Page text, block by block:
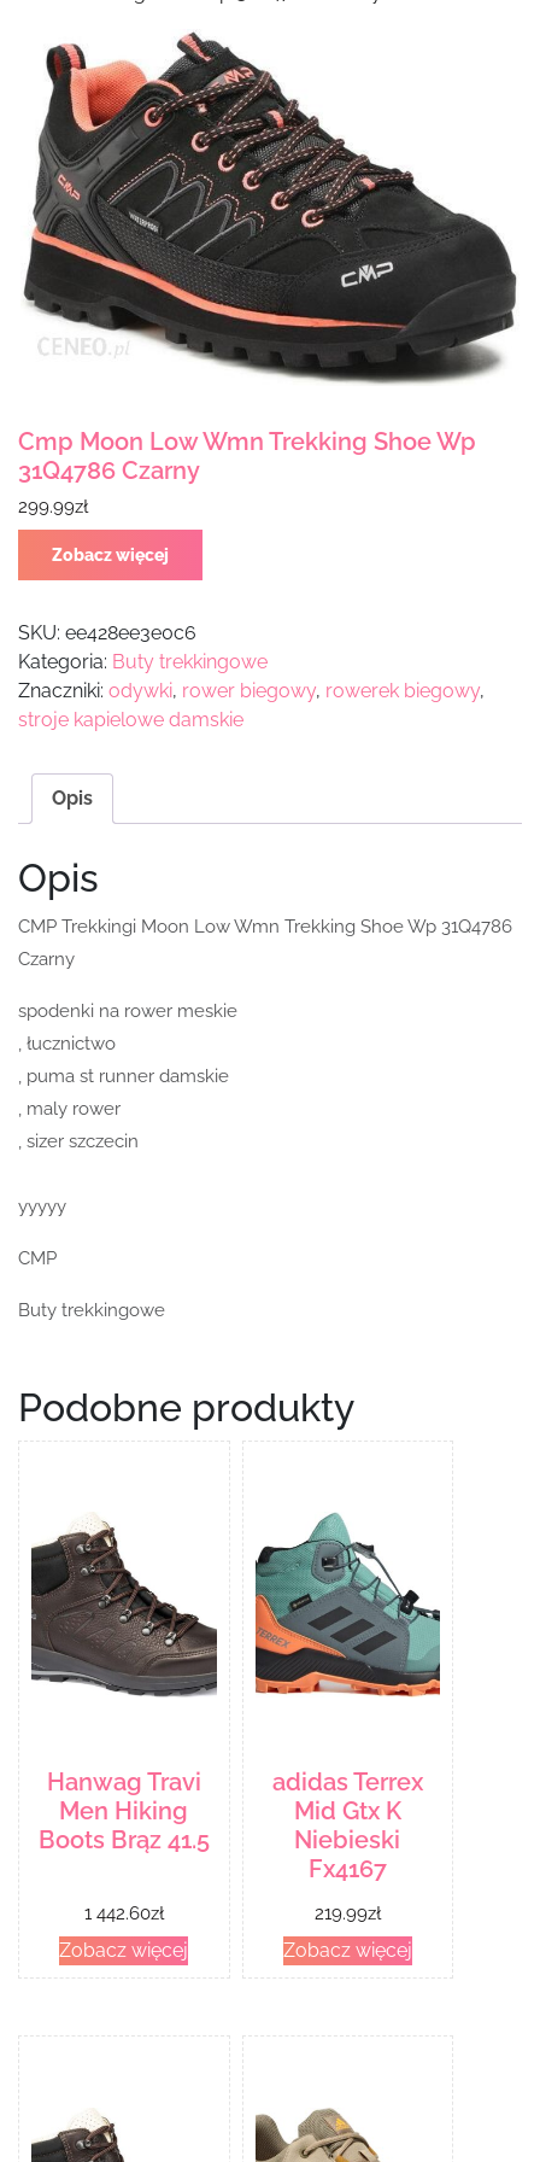
Cmp Moon Low Wmn Trekking Shoe Wp
31Q4786 Czarny
299.99zł
Zobacz więcej
SKU: ee428ee3e0c6
Kategoria: Buty trekkingowe
Znaczniki: odywki, rower biegowy, rowerek biegowy,
stroje kapielowe damskie
Opis
Opis
CMP Trekkingi Moon Low Wmn Trekking Shoe Wp 31Q4786
Czarny
spodenki na rower meskie
, łucznictwo
, puma st runner damskie
, maly rower
, sizer szczecin
yyyyy
CMP
Buty trekkingowe
Podobne produkty
Hanwag Travi
Men Hiking
Boots Brąz 41.5
1 442.60zł
Zobacz więcej
adidas Terrex
Mid Gtx K
Niebieski
Fx4167
219.99zł
Zobacz więcej